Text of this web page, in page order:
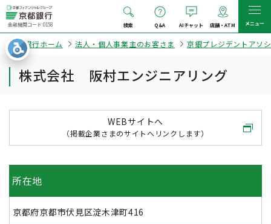
金融機関コード:0158 検索 Q&A AIチャット 店舗・ATM メニュー
京都銀行ホーム 法人・個人事業主のお客さま 京銀プレジデントアソ
株式会社 阪村エンジニアリング
WEBサイトへ
（掲載企業さまのサイトへリンクします）
所在地
京都府京都市伏見区淀木津町416